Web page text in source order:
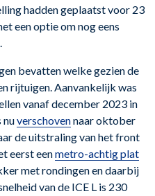
hadden geplaatst voor 23
een optie om nog eens
bevatten welke gezien de
rijtuigen. Aanvankelijk was
vanaf december 2023 in
nuverschovennaar oktober
de uitstraling van het front
eerst eenmetro-achtig plat
met rondingen en daarbij
van de ICE L is 230